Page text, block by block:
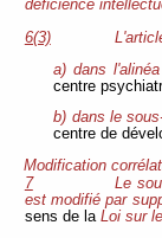
déficience
6(3)
a) dans
centre
b) dans le
centre de
Modification
7
Le
est modifié par
sens de la Loi sur